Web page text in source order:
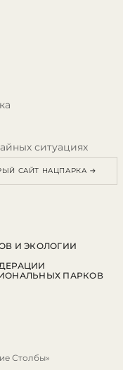
ситуациях
САЙТ НАЦПАРКА →
И ЭКОЛОГИИ
ПАРКОВ
Столбы»